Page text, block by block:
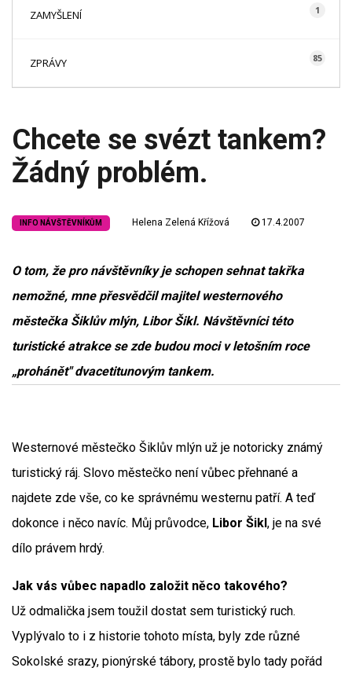
ZAMYŠLENÍ 1
ZPRÁVY 85
Chcete se svézt tankem?
Žádný problém.
INFO NÁVŠTĚVNÍKŮM Helena Zelená Křížová 17.4.2007
O tom, že pro návštěvníky je schopen sehnat takřka
nemožné, mne přesvědčil majitel westernového
městečka Šiklův mlýn, Libor Šikl. Návštěvníci této
turistické atrakce se zde budou moci v letošním roce
„prohánět" dvacetitunovým tankem.
Westernové městečko Šiklův mlýn už je notoricky známý
turistický ráj. Slovo městečko není vůbec přehnané a
najdete zde vše, co ke správnému westernu patří. A teď
dokonce i něco navíc. Můj průvodce, Libor Šikl, je na své
dílo právem hrdý.
Jak vás vůbec napadlo založit něco takového?
Už odmalička jsem toužil dostat sem turistický ruch.
Vyplývalo to i z historie tohoto místa, byly zde různé
Sokolské srazy, pionýrské tábory, prostě bylo tady pořád